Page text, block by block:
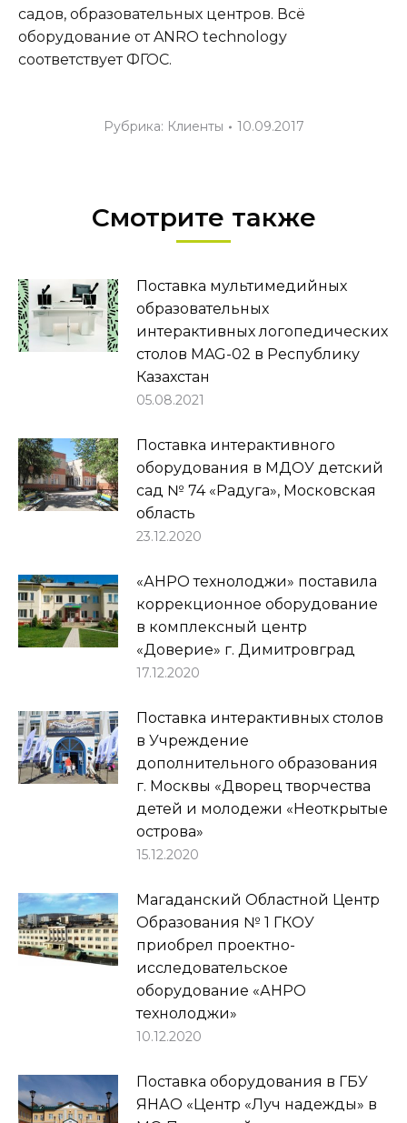
садов, образовательных центров. Всё
оборудование от ANRO technology
соответствует ФГОС.
Рубрика: Клиенты 10.09.2017
Смотрите также
Поставка мультимедийных
образовательных
интерактивных логопедических
столов MAG-02 в Республику
Казахстан
05.08.2021
Поставка интерактивного
оборудования в МДОУ детский
сад № 74 «Радуга», Московская
область
23.12.2020
«АНРО технолоджи» поставила
коррекционное оборудование
в комплексный центр
«Доверие» г. Димитровград
17.12.2020
Поставка интерактивных столов
в Учреждение
дополнительного образования
г. Москвы «Дворец творчества
детей и молодежи «Неоткрытые
острова»
15.12.2020
Магаданский Областной Центр
Образования № 1 ГКОУ
приобрел проектно-
исследовательское
оборудование «АНРО
технолоджи»
10.12.2020
Поставка оборудования в ГБУ
ЯНАО «Центр «Луч надежды» в